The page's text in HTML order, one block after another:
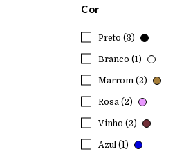
Cor
Preto (3)
Branco (1)
Marrom (2)
Rosa (2)
Vinho (2)
Azul (1)